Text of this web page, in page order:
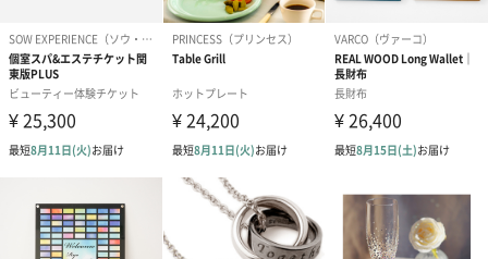
愛らしいぬいぐるみを同梱してお届けします。
誕生日・記念日・出産祝いなどのシーンにおすすめです。